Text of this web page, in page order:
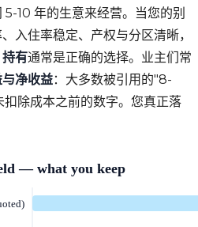
10 年的生意来经营。当您的别
入住率稳定、产权与分区清晰，
持有通常是正确的选择。业主们常
净收益：大多数被引用的"8-
扣除成本之前的数字。您真正落